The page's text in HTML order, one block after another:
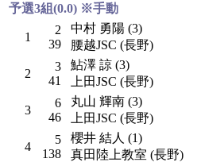
予選3組(0.0) ※手動
1
2
39
中村 勇陽 (3)
腰越JSC (長野)
2
3
41
鮎澤 諒 (3)
上田JSC (長野)
3
6
46
丸山 輝南 (3)
上田JSC (長野)
4
5
138
櫻井 結人 (1)
真田陸上教室 (長野)